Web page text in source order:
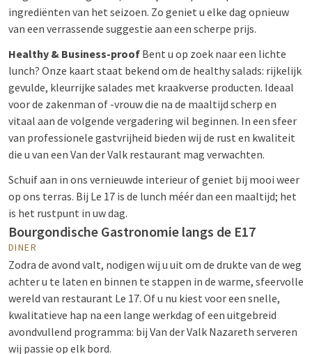
ingrediënten van het seizoen. Zo geniet u elke dag opnieuw
van een verrassende suggestie aan een scherpe prijs.
Healthy & Business-proof Bent u op zoek naar een lichte
lunch? Onze kaart staat bekend om de healthy salads: rijkelijk
gevulde, kleurrijke salades met kraakverse producten. Ideaal
voor de zakenman of -vrouw die na de maaltijd scherp en
vitaal aan de volgende vergadering wil beginnen. In een sfeer
van professionele gastvrijheid bieden wij de rust en kwaliteit
die u van een Van der Valk restaurant mag verwachten.
Schuif aan in ons vernieuwde interieur of geniet bij mooi weer
op ons terras. Bij Le 17 is de lunch méér dan een maaltijd; het
is het rustpunt in uw dag.
Bourgondische Gastronomie langs de E17
DINER
Zodra de avond valt, nodigen wij u uit om de drukte van de weg
achter u te laten en binnen te stappen in de warme, sfeervolle
wereld van restaurant Le 17. Of u nu kiest voor een snelle,
kwalitatieve hap na een lange werkdag of een uitgebreid
avondvullend programma: bij Van der Valk Nazareth serveren
wij passie op elk bord.